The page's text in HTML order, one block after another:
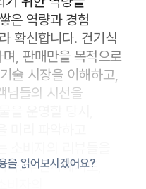
은 역량과 경험
확신합니다. 건기식
, 판매만을 목적으로
술 시장을 이해하고,
님들의 시선을
다. 무신사에서도,
을 읽어보시겠어요?